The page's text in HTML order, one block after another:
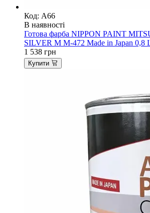
Код: A66
В наявності
Готова фарба NIPPON PAINT
SILVER M M-472 Made in Japan 0,8
1 538 грн
Купити